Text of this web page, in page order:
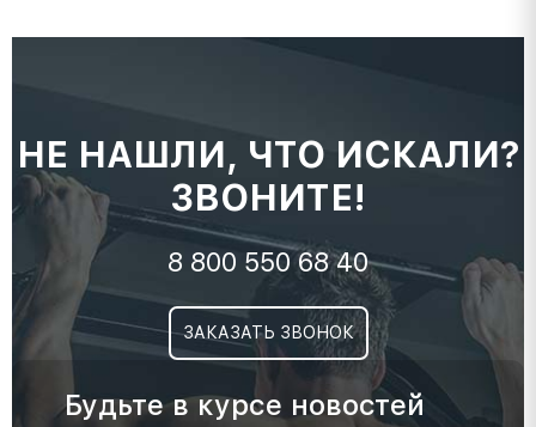
НЕ НАШЛИ, ЧТО ИСКАЛИ?
ЗВОНИТЕ!
8 800 550 68 40
ЗАКАЗАТЬ ЗВОНОК
Будьте в курсе новостей